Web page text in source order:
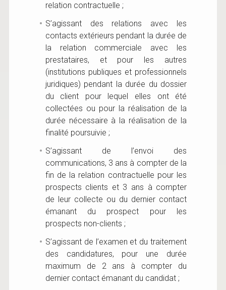
relation contractuelle ;
S’agissant des relations avec les
contacts extérieurs pendant la durée de
la relation commerciale avec les
prestataires, et pour les autres
(institutions publiques et professionnels
juridiques) pendant la durée du dossier
du client pour lequel elles ont été
collectées ou pour la réalisation de la
durée nécessaire à la réalisation de la
finalité poursuivie ;
S’agissant de l’envoi des
communications, 3 ans à compter de la
fin de la relation contractuelle pour les
prospects clients et 3 ans à compter
de leur collecte ou du dernier contact
émanant du prospect pour les
prospects non-clients ;
S’agissant de l’examen et du traitement
des candidatures, pour une durée
maximum de 2 ans à compter du
dernier contact émanant du candidat ;